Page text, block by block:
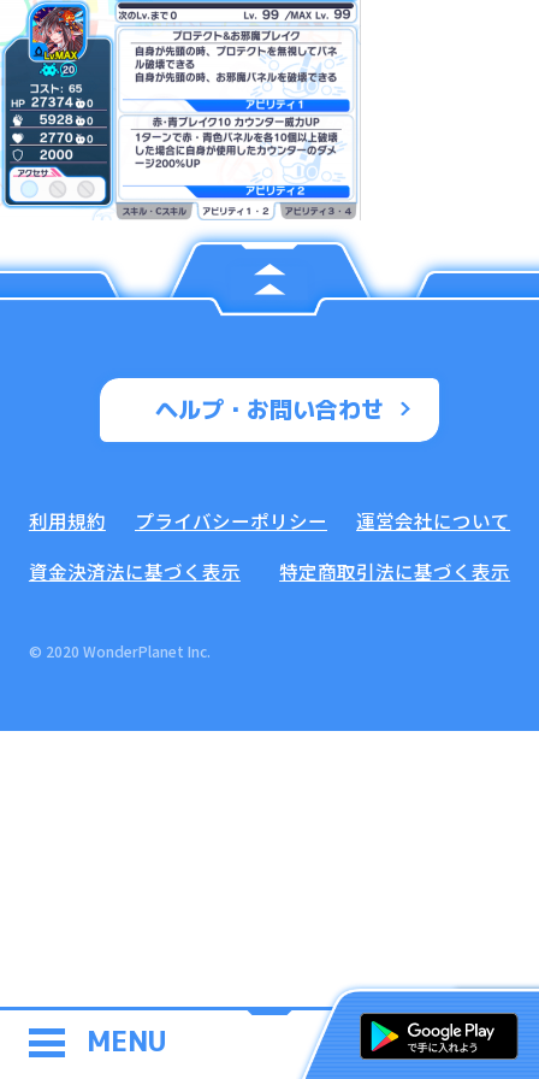
MENU
ヘルプ・お問い合わせ
利用規約 プライバシーポリシー
運営会社について
資金決済法に基づく表示
特定商取引法に基づく表示
© 2020 WonderPlanet Inc.